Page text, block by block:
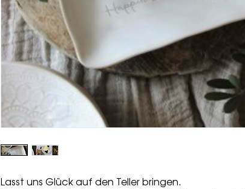
Lasst uns Glück auf den Teller bringen.